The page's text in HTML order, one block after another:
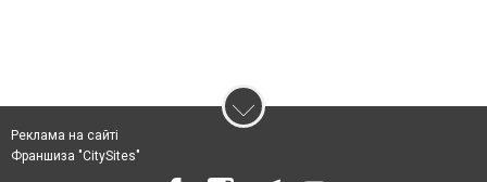
Реклама на сайті
Франшиза "CitySites"